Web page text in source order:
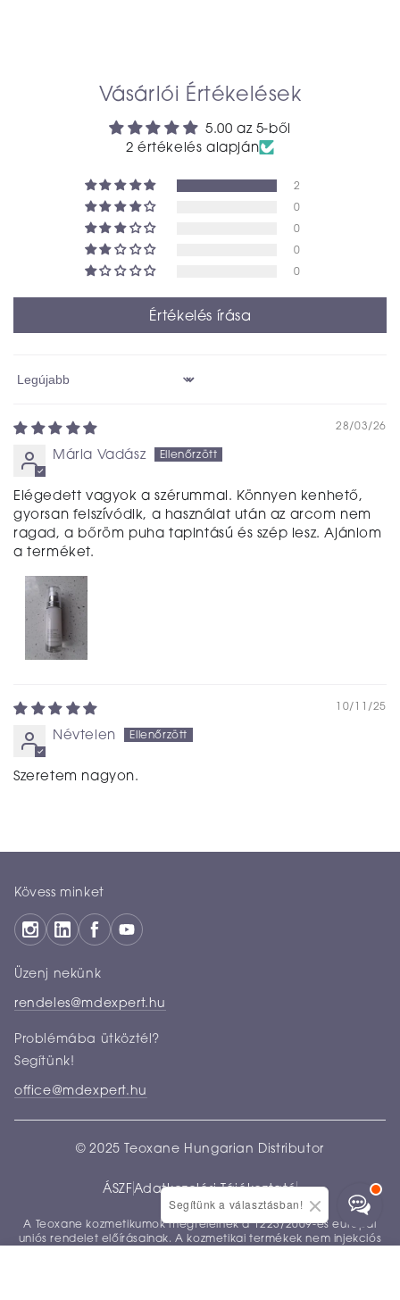
Vásárlói Értékelések
5.00 az 5-ből
2 értékelés alapján
2
0
0
0
0
Értékelés írása
Sort by
28/03/26
Mária Vadász
Elégedett vagyok a szérummal. Könnyen kenhető,
gyorsan felszívódik, a használat után az arcom nem
ragad, a bőröm puha tapintású és szép lesz. Ajánlom
a terméket.
10/11/25
Névtelen
Szeretem nagyon.
Kövess minket
Üzenj nekünk
rendeles@mdexpert.hu
Problémába ütköztél?
Segítünk!
office@mdexpert.hu
© 2025 Teoxane Hungarian Distributor
ÁSZFAdatkezelési Tájékoztató
A Teoxane kozmetikumok megfelelnek a 1223/2009-es európai
uniós rendelet előírásainak. A kozmetikai termékek nem injekciós
Segítünk a választásban!